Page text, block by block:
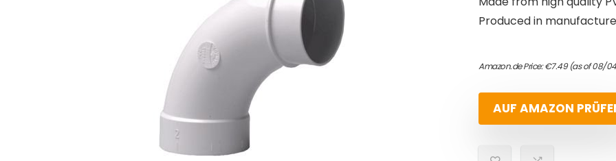
Produced in
Amazon.de Price:€7.49(as of 08/
AUF AMAZON